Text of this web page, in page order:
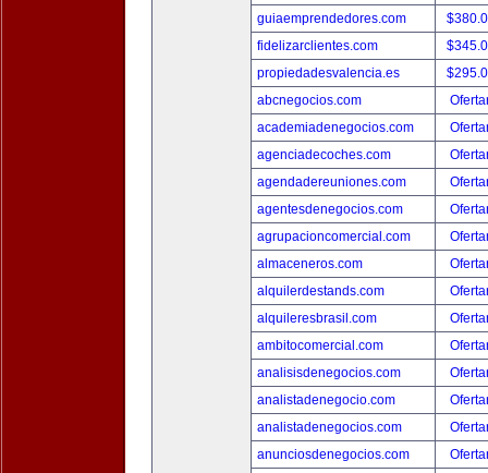
guiaemprendedores.com
fidelizarclientes.com
propiedadesvalencia.es
abcnegocios.com
academiadenegocios.com
agenciadecoches.com
agendadereuniones.com
agentesdenegocios.com
agrupacioncomercial.com
almaceneros.com
alquilerdestands.com
alquileresbrasil.com
ambitocomercial.com
analisisdenegocios.com
analistadenegocio.com
analistadenegocios.com
anunciosdenegocios.com